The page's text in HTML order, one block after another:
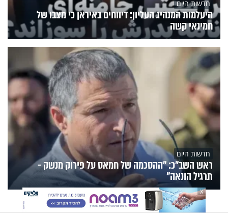
חדשות היום
היעלמות המנהיג העליון: דיווחים באיראן כי מצבו של
חמינאי קשה
חדשות היום
ראש השב"כ: "ההסכמה של חמאס על פירוק מנשק -
תרגיל הונאה"
הנצפיםפעילות הידברותתוכניות הערוץ
X